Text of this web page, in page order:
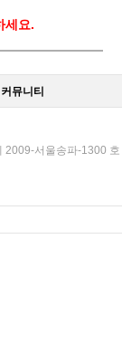
세요.
커뮤니티
2009-서울송파-1300 호